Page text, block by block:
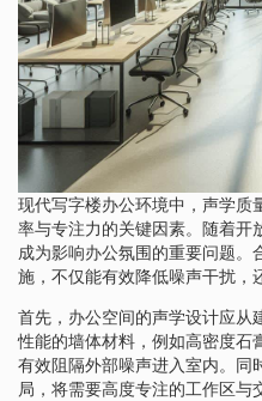
现代写字楼办公环境中，声学质
率与专注力的关键因素。随着开
成为影响办公氛围的重要问题。
施，不仅能有效降低噪声干扰，
首先，办公空间的声学设计应从
性能的墙体材料，例如高密度石
有效阻隔外部噪声进入室内。同
局，将需要高度专注的工作区